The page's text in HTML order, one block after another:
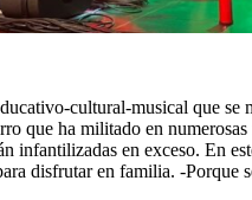
cultural-musical que se
que ha militado en
infantilizadas en exceso. En
disfrutar en familia. -Porque